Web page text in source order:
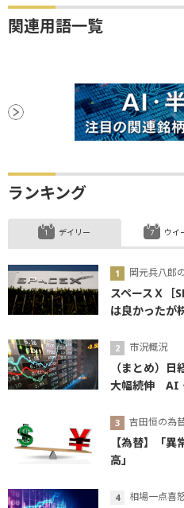
関連用語一覧
ランキング
デイリー
岡元兵八郎
スペースＸ［
は良かったが
市況概況
（まとめ）
大幅続伸 AI
吉田恒の為
【為替】「
高」
相場一点喜
ウイ